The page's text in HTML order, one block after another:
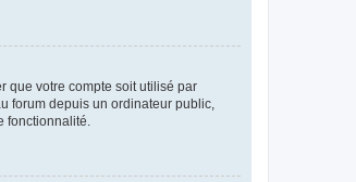
que votre compte soit utilisé par
forum depuis un ordinateur public,
fonctionnalité.